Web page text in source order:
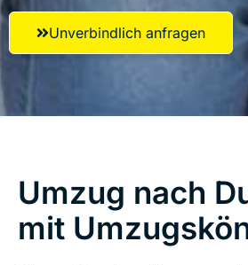
Unverbindlich anfragen
Umzug nach
mit